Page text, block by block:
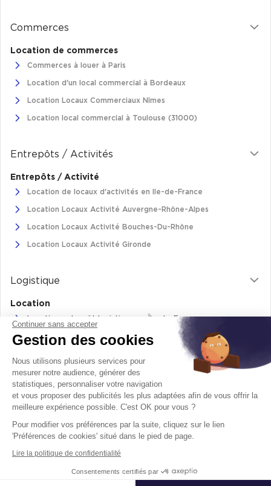
Commerces
Location de commerces
Commerces à louer à Paris
Location d'un local commercial à Bordeaux
Location Locaux Commerciaux Nîmes
Location local commercial à Toulouse (31000)
Entrepôts / Activités
Entrepôts / Activité
Location de locaux d'activités en Ile-de-France
Location Locaux Activité Auvergne-Rhône-Alpes
Location Locaux Activité Bouches-Du-Rhône
Location Locaux Activité Gironde
Logistique
Location
Location entrepôt logistique en Île-de-France
Location entrepôt logistique Pas-de-Calais
Location de bâtiments logistiques en Auvergne-Rhône-Alpes
Location Logistique Bouches-Du-Rhône
facebooktwitter instagramyoutube
Mentions légales Politique de cookie
Continuer sans accepter
Gestion des cookies
Nous utilisons plusieurs services pour
mesurer notre audience, générer des
statistiques, personnaliser votre navigation
et vous proposer des publicités les plus adaptées afin de vous offrir la
meilleure expérience possible. C'est OK pour vous ?
Pour modifier vos préférences par la suite, cliquez sur le lien
'Préférences de cookies' situé dans le pied de page.
Lire la politique de confidentialité
Consentements certifiés par